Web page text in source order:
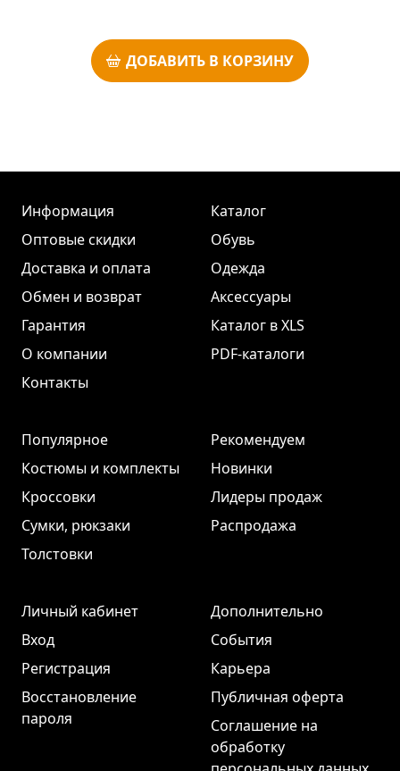
ДОБАВИТЬ В КОРЗИНУ
Информация
Оптовые скидки
Доставка и оплата
Обмен и возврат
Гарантия
О компании
Контакты
Каталог
Обувь
Одежда
Аксессуары
Каталог в XLS
PDF-каталоги
Популярное
Костюмы и комплекты
Кроссовки
Сумки, рюкзаки
Толстовки
Рекомендуем
Новинки
Лидеры продаж
Распродажа
Личный кабинет
Вход
Регистрация
Восстановление
пароля
Дополнительно
События
Карьера
Публичная оферта
Соглашение на
обработку